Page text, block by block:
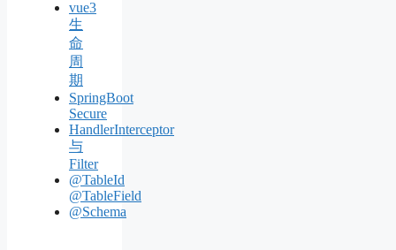
vue3
生
命
周
期
SpringBoot
Secure
HandlerInterceptor
与
Filter
@TableId
@TableField
@Schema